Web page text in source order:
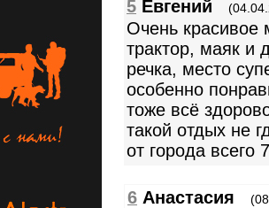
5 Евгений
Очень красивое
трактор, маяк и
речка, место
особенно
тоже всё
такой отдых не
от города всего
6 Анастасия